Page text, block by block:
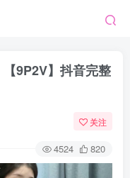
9P2V】抖音完整
关注
4524 820